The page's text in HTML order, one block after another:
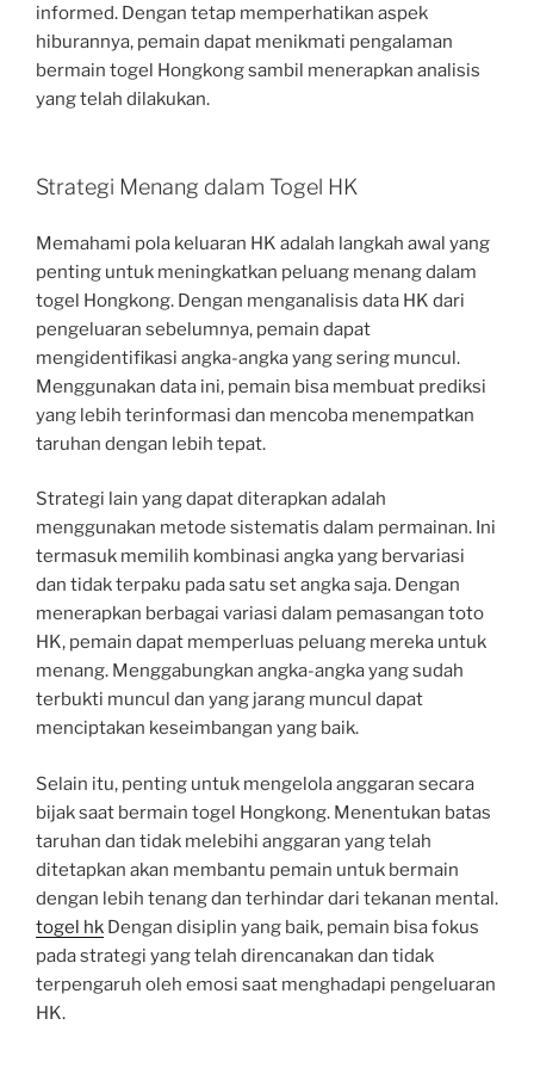
informed. Dengan tetap memperhatikan aspek
hiburannya, pemain dapat menikmati pengalaman
bermain togel Hongkong sambil menerapkan analisis
yang telah dilakukan.
Strategi Menang dalam Togel HK
Memahami pola keluaran HK adalah langkah awal yang
penting untuk meningkatkan peluang menang dalam
togel Hongkong. Dengan menganalisis data HK dari
pengeluaran sebelumnya, pemain dapat
mengidentifikasi angka-angka yang sering muncul.
Menggunakan data ini, pemain bisa membuat prediksi
yang lebih terinformasi dan mencoba menempatkan
taruhan dengan lebih tepat.
Strategi lain yang dapat diterapkan adalah
menggunakan metode sistematis dalam permainan. Ini
termasuk memilih kombinasi angka yang bervariasi
dan tidak terpaku pada satu set angka saja. Dengan
menerapkan berbagai variasi dalam pemasangan toto
HK, pemain dapat memperluas peluang mereka untuk
menang. Menggabungkan angka-angka yang sudah
terbukti muncul dan yang jarang muncul dapat
menciptakan keseimbangan yang baik.
Selain itu, penting untuk mengelola anggaran secara
bijak saat bermain togel Hongkong. Menentukan batas
taruhan dan tidak melebihi anggaran yang telah
ditetapkan akan membantu pemain untuk bermain
dengan lebih tenang dan terhindar dari tekanan mental.
togel hk Dengan disiplin yang baik, pemain bisa fokus
pada strategi yang telah direncanakan dan tidak
terpengaruh oleh emosi saat menghadapi pengeluaran
HK.